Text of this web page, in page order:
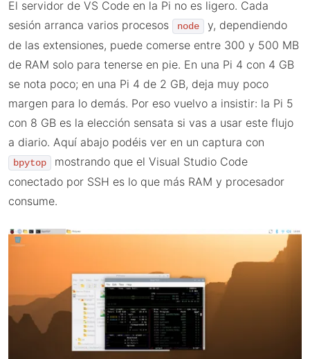
El servidor de VS Code en la Pi no es ligero. Cada
sesión arranca varios procesos
node
y, dependiendo
de las extensiones, puede comerse entre 300 y 500 MB
de RAM solo para tenerse en pie. En una Pi 4 con 4 GB
se nota poco; en una Pi 4 de 2 GB, deja muy poco
margen para lo demás. Por eso vuelvo a insistir: la Pi 5
con 8 GB es la elección sensata si vas a usar este flujo
a diario. Aquí abajo podéis ver en un captura con
bpytop
mostrando que el Visual Studio Code
conectado por SSH es lo que más RAM y procesador
consume.